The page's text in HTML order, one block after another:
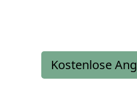
Kostenlose